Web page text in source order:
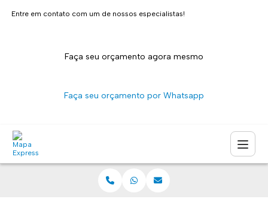
Entre em contato com um de nossos especialistas!
Faça seu orçamento agora mesmo
Faça seu orçamento por Whatsapp